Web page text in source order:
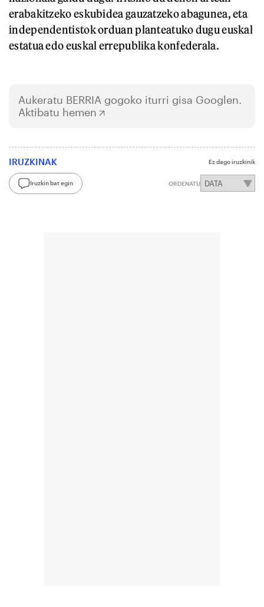
erabakitzeko eskubidea gauzatzeko abagunea, eta
independentistok orduan planteatuko dugu euskal
estatua edo euskal errepublika konfederala.
Aukeratu BERRIA gogoko iturri gisa Googlen.
Aktibatu hemen
IRUZKINAK Ez dago iruzkinik
Iruzkin bat egin ORDENATU